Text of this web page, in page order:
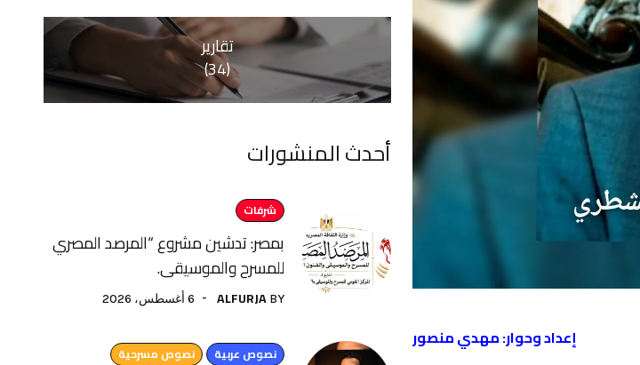
إعداد وحوار: مهدي منصور
تقارير
(34)
أحدث المنشورات
شرفات
بمصر: تدشين مشروع “المرصد المصري
للمسرح والموسيقى.
ALFURJA 6 أغسطس، 2026
نصوص عربية نصوص مسرحية